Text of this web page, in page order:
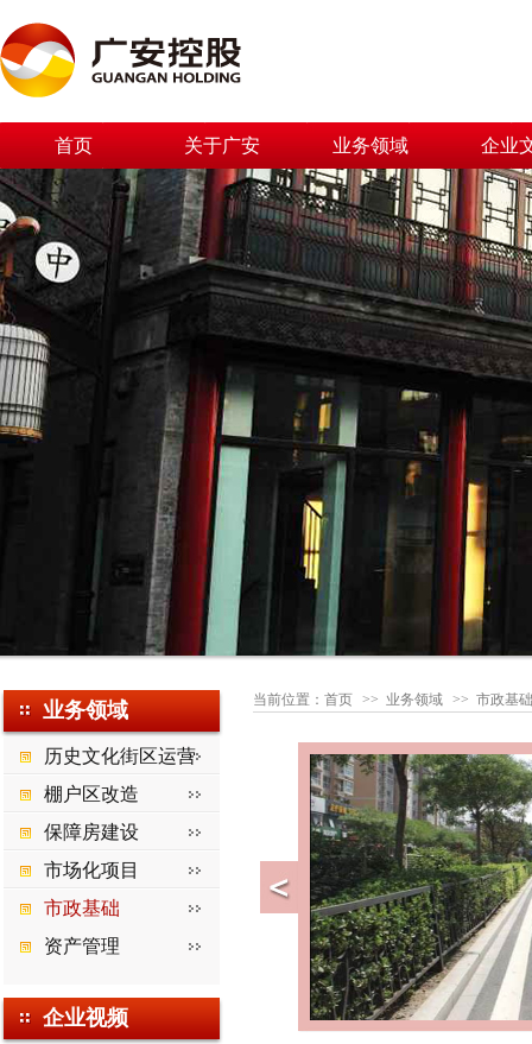
首页 关于广安 业务领域 企业
业务领域
历史文化街区运营
棚户区改造
保障房建设
市场化项目
市政基础
资产管理
企业视频
当前位置： 首页 >> 业务领域 >> 市政基础